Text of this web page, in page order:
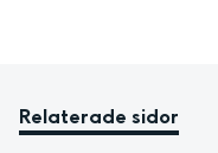
Relaterade sidor